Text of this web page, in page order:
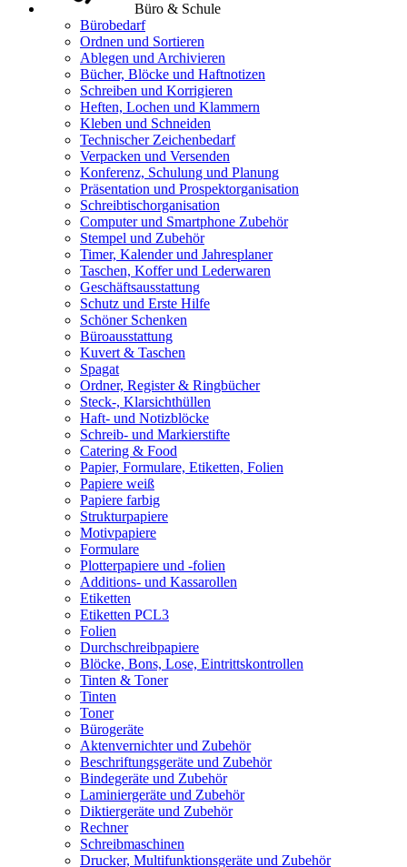
Büro & Schule
Bürobedarf
Ordnen und Sortieren
Ablegen und Archivieren
Bücher, Blöcke und Haftnotizen
Schreiben und Korrigieren
Heften, Lochen und Klammern
Kleben und Schneiden
Technischer Zeichenbedarf
Verpacken und Versenden
Konferenz, Schulung und Planung
Präsentation und Prospektorganisation
Schreibtischorganisation
Computer und Smartphone Zubehör
Stempel und Zubehör
Timer, Kalender und Jahresplaner
Taschen, Koffer und Lederwaren
Geschäftsausstattung
Schutz und Erste Hilfe
Schöner Schenken
Büroausstattung
Kuvert & Taschen
Spagat
Ordner, Register & Ringbücher
Steck-, Klarsichthüllen
Haft- und Notizblöcke
Schreib- und Markierstifte
Catering & Food
Papier, Formulare, Etiketten, Folien
Papiere weiß
Papiere farbig
Strukturpapiere
Motivpapiere
Formulare
Plotterpapiere und -folien
Additions- und Kassarollen
Etiketten
Etiketten PCL3
Folien
Durchschreibpapiere
Blöcke, Bons, Lose, Eintrittskontrollen
Tinten & Toner
Tinten
Toner
Bürogeräte
Aktenvernichter und Zubehör
Beschriftungsgeräte und Zubehör
Bindegeräte und Zubehör
Laminiergeräte und Zubehör
Diktiergeräte und Zubehör
Rechner
Schreibmaschinen
Drucker, Multifunktionsgeräte und Zubehör